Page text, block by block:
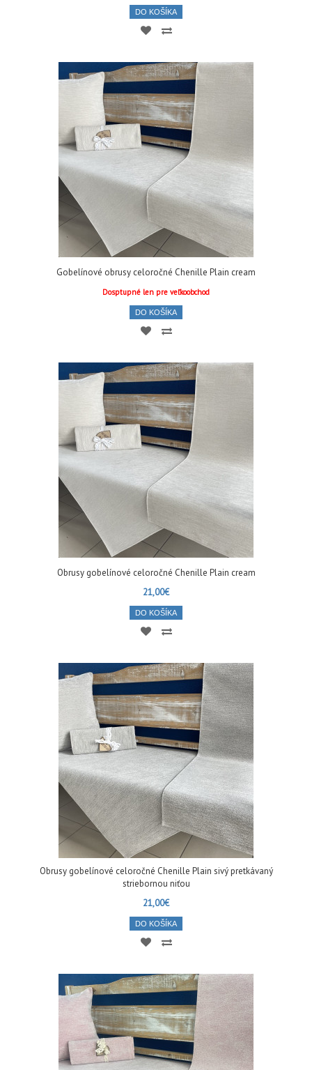
DO KOŠÍKA
Gobelínové obrusy celoročné Chenille Plain cream
Dosptupné len pre veľkoobchod
DO KOŠÍKA
Obrusy gobelínové celoročné Chenille Plain cream
21,00€
DO KOŠÍKA
Obrusy gobelínové celoročné Chenille Plain sivý pretkávaný
striebornou niťou
21,00€
DO KOŠÍKA